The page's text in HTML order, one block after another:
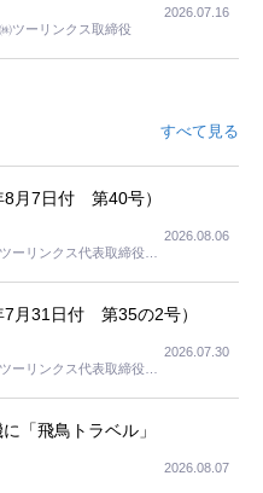
族の足の便も考えない外池ない
ツーリンクス取締役
2026.07.16
すべて見る
8月7日付 第40号）
ーリンクス代表取締役社
2026.08.06
7月31日付 第35の2号）
ーリンクス代表取締役社
2026.07.30
「飛鳥トラベル」
2026.08.07